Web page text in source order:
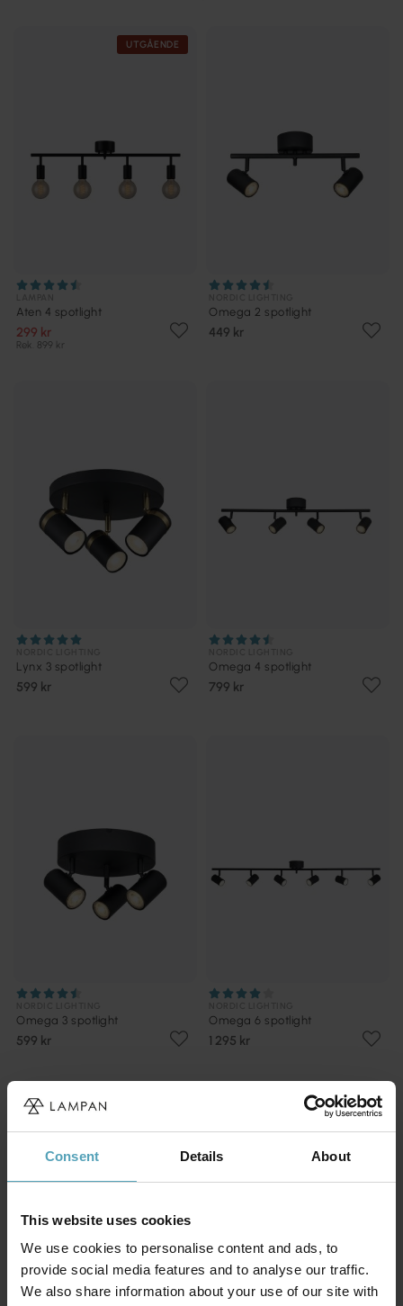
Consent Details About
This website uses cookies
We use cookies to personalise content and ads, to
provide social media features and to analyse our traffic.
We also share information about your use of our site with
UTGÅENDE
Aten 4 spotlight
299 kr
Rek. 899 kr
Omega 2 spotlight
449 kr
Lynx 3 spotlight
599 kr
Omega 4 spotlight
799 kr
Omega 3 spotlight
599 kr
Omega 6 spotlight
1 295 kr